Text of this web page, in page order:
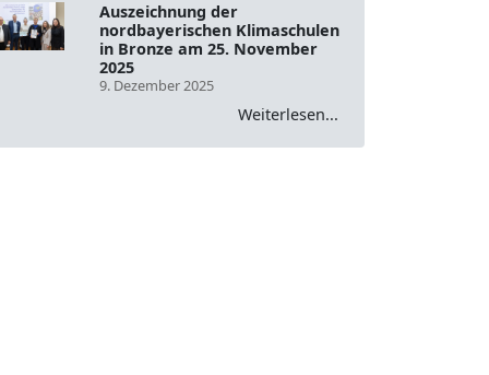
Auszeichnung der
nordbayerischen Klimaschulen
in Bronze am 25. November
2025
9. Dezember 2025
Weiterlesen...